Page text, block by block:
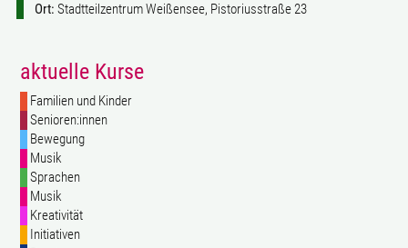
Ort: Stadtteilzentrum Weißensee, Pistoriusstraße 23
aktuelle Kurse
Familien und Kinder
Senioren:innen
Bewegung
Musik
Sprachen
Musik
Kreativität
Initiativen